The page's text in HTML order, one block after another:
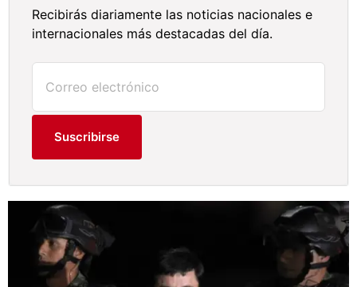
Recibirás diariamente las noticias nacionales e
internacionales más destacadas del día.
Suscribirse